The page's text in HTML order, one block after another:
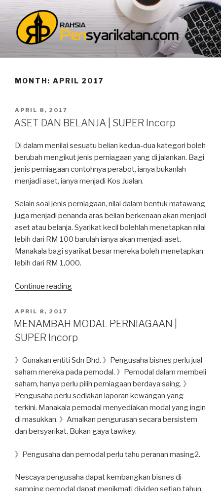
to
content
BLOG PENSYARIKATAN
Memperkasa keusahawanan melalui pengurusan dan
MONTH: APRIL 2017
POSTED
ON
APRIL 8, 2017
ASET DAN BELANJA | SUPER Incorp
Di dalam menilai sesuatu belian kedua-dua kategori boleh
berubah mengikut jenis perniagaan yang di jalankan. Bagi
jenis perniagaan contohnya perabot, ianya bukanlah
menjadi aset, ianya menjadi Kos Jualan.
Selain soal jenis perniagaan, nilai dalam bentuk matawang
juga menjadi penanda aras belian berkenaan akan menjadi
aset atau belanja. Syarikat kecil bolehlah menetapkan nilai
lebih dari RM 100 barulah ianya akan menjadi aset.
Manakala bagi syarikat besar mereka boleh menetapkan
lebih dari RM 1,000.
Continue reading
|
SUPER
Incorp”
POSTED
ON
APRIL 8, 2017
MENAMBAH MODAL PERNIAGAAN |
SUPER Incorp
》Gunakan entiti Sdn Bhd. 》Pengusaha bisnes perlu jual
saham mereka pada pemodal. 》Pemodal dalam membeli
saham, hanya perlu pilih perniagaan berdaya saing. 》
Pengusaha perlu sediakan laporan kewangan yang
terkini. Manakala pemodal menyediakan modal yang ingin
di masukkan. 》Amalkan pengurusan secara bersistem
dan bersyarikat. Bukan gaya tawkey.
》Pengusaha dan pemodal perlu tahu peranan masing2.
Nescaya pengusaha dapat kembangkan bisnes di